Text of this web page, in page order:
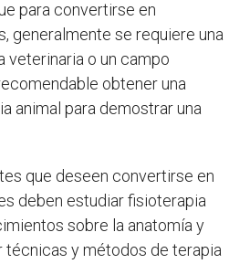
para convertirse en
generalmente se requiere una
veterinaria o un campo
obtener una
animal para demostrar una
que deseen convertirse en
deben estudiar fisioterapia
sobre la anatomía y
técnicas y métodos de terapia